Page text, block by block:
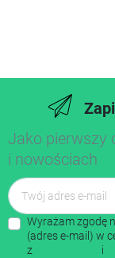
Jako pierwszy
i nowościach
Wyrażam zgodę
(adres e-mail) w
z
i